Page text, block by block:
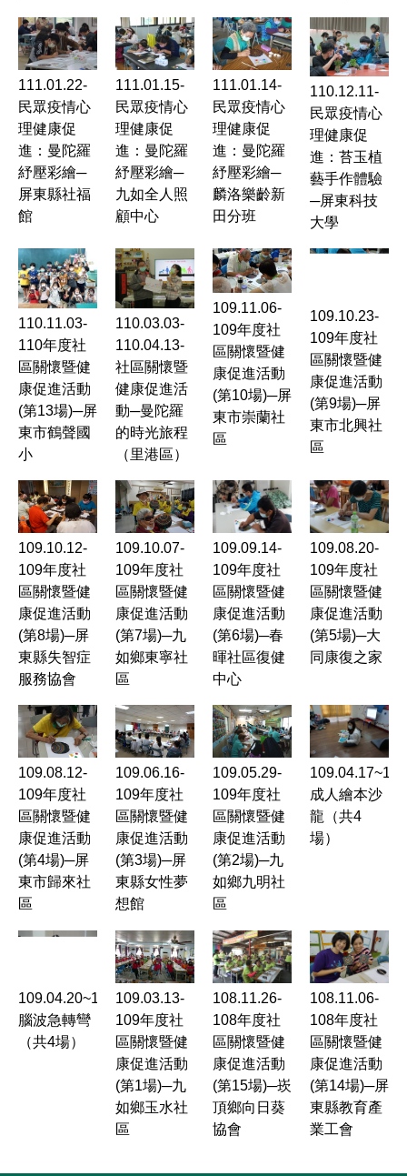
111.01.22-
民眾疫情心
理健康促
進：曼陀羅
紓壓彩繪─
屏東縣社福
館
111.01.15-
民眾疫情心
理健康促
進：曼陀羅
紓壓彩繪─
九如全人照
顧中心
111.01.14-
民眾疫情心
理健康促
進：曼陀羅
紓壓彩繪─
麟洛樂齡新
田分班
110.12.11-
民眾疫情心
理健康促
進：苔玉植
藝手作體驗
─屏東科技
大學
110.11.03-
110年度社
區關懷暨健
康促進活動
(第13場)─屏
東市鶴聲國
小
110.03.03-
110.04.13-
社區關懷暨
健康促進活
動─曼陀羅
的時光旅程
（里港區）
109.11.06-
109年度社
區關懷暨健
康促進活動
(第10場)─屏
東市崇蘭社
區
109.10.23-
109年度社
區關懷暨健
康促進活動
(第9場)─屏
東市北興社
區
109.10.12-
109年度社
區關懷暨健
康促進活動
(第8場)─屏
東縣失智症
服務協會
109.10.07-
109年度社
區關懷暨健
康促進活動
(第7場)─九
如鄉東寧社
區
109.09.14-
109年度社
區關懷暨健
康促進活動
(第6場)─春
暉社區復健
中心
109.08.20-
109年度社
區關懷暨健
康促進活動
(第5場)─大
同康復之家
109.08.12-
109年度社
區關懷暨健
康促進活動
(第4場)─屏
東市歸來社
區
109.06.16-
109年度社
區關懷暨健
康促進活動
(第3場)─屏
東縣女性夢
想館
109.05.29-
109年度社
區關懷暨健
康促進活動
(第2場)─九
如鄉九明社
區
成人繪本沙
龍（共4
場）
109.04.20~109.04.28-
腦波急轉彎
（共4場）
109.03.13-
109年度社
區關懷暨健
康促進活動
(第1場)─九
如鄉玉水社
區
108.11.26-
108年度社
區關懷暨健
康促進活動
(第15場)─崁
頂鄉向日葵
協會
108.11.06-
108年度社
區關懷暨健
康促進活動
(第14場)─屏
東縣教育產
業工會